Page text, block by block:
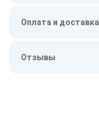
Оплата и доставка
Отзывы